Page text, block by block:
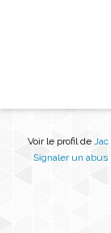
Voir le profil de Jac
Signaler un abus